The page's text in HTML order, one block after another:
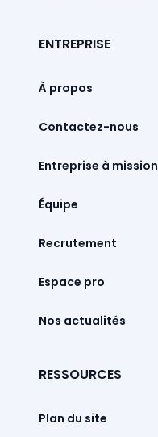
ENTREPRISE
À propos
Contactez-nous
Entreprise à mission
Équipe
Recrutement
Espace pro
Nos actualités
RESSOURCES
Plan du site